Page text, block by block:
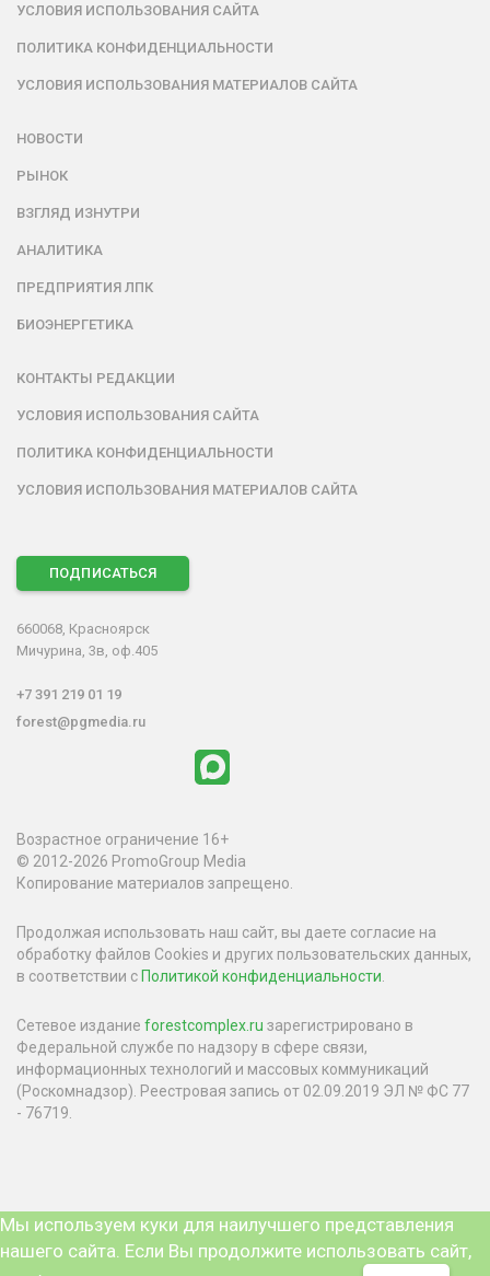
УСЛОВИЯ ИСПОЛЬЗОВАНИЯ САЙТА
ПОЛИТИКА КОНФИДЕНЦИАЛЬНОСТИ
УСЛОВИЯ ИСПОЛЬЗОВАНИЯ МАТЕРИАЛОВ САЙТА
НОВОСТИ
РЫНОК
ВЗГЛЯД ИЗНУТРИ
АНАЛИТИКА
ПРЕДПРИЯТИЯ ЛПК
БИОЭНЕРГЕТИКА
КОНТАКТЫ РЕДАКЦИИ
УСЛОВИЯ ИСПОЛЬЗОВАНИЯ САЙТА
ПОЛИТИКА КОНФИДЕНЦИАЛЬНОСТИ
УСЛОВИЯ ИСПОЛЬЗОВАНИЯ МАТЕРИАЛОВ САЙТА
ПОДПИСАТЬСЯ
660068, Красноярск
Мичурина, 3в, оф.405
+7 391 219 01 19
forest@pgmedia.ru
Возрастное ограничение 16+
© 2012-2026 PromoGroup Media
Копирование материалов запрещено.
Продолжая использовать наш сайт, вы даете согласие на
обработку файлов Cookies и других пользовательских данных,
в соответствии с Политикой конфиденциальности.
Сетевое издание forestcomplex.ru зарегистрировано в
Федеральной службе по надзору в сфере связи,
информационных технологий и массовых коммуникаций
(Роскомнадзор). Реестровая запись от 02.09.2019 ЭЛ № ФС 77
- 76719.
Мы используем куки для наилучшего представления
нашего сайта. Если Вы продолжите использовать сайт,